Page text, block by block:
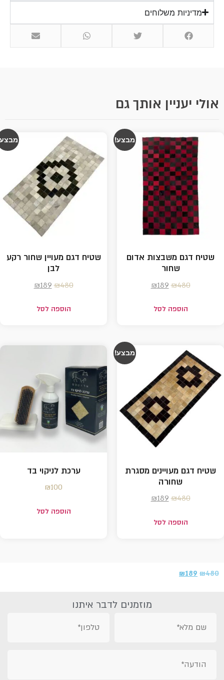
מדיניות משלוחים
אולי יעניין אותך גם
מבצע!
שטיח דגם משבצות אדום
שחור
₪480
₪189
הוספה לסל
מבצע!
שטיח דגם מעויין שחור רקע
לבן
₪480
₪189
הוספה לסל
מבצע!
שטיח דגם מעויינים מסגרת
שחורה
₪480
₪189
הוספה לסל
ערכת לניקוי בד
₪100
הוספה לסל
₪480
₪189
מוזמנים לדבר איתנו